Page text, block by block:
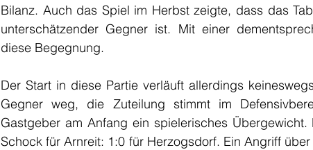
Bilanz. Auch das Spiel im Herbst zeigte, dass das
unterschätzender Gegner ist. Mit einer
diese Begegnung.
Der Start in diese Partie verläuft allerdings
Gegner weg, die Zuteilung stimmt im
Gastgeber am Anfang ein spielerisches
Schock für Arnreit: 1:0 für Herzogsdorf. Ein Angriff